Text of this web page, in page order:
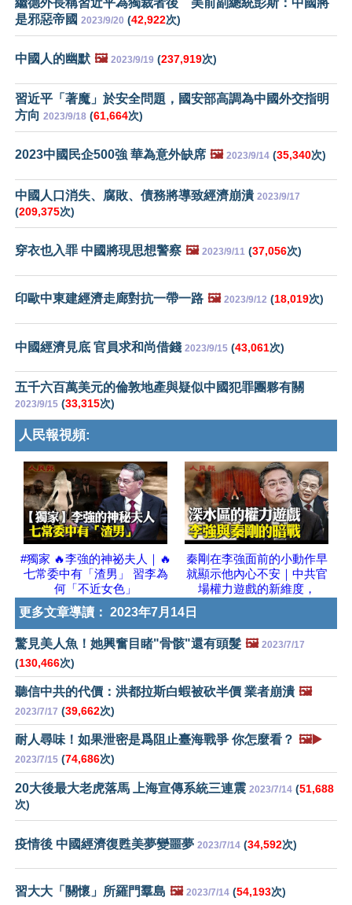
繼德外長稱習近平為獨裁者後 美前副總統彭斯：中國將
是邪惡帝國 2023/9/20 (42,922次)
中國人的幽默 🖼️ 2023/9/19 (237,919次)
習近平「著魔」於安全問題，國安部高調為中國外交指明
方向 2023/9/18 (61,664次)
2023中國民企500強 華為意外缺席 🖼️ 2023/9/14 (35,340次)
中國人口消失、腐敗、債務將導致經濟崩潰 2023/9/17
(209,375次)
穿衣也入罪 中國將現思想警察 🖼️ 2023/9/11 (37,056次)
印歐中東建經濟走廊對抗一帶一路 🖼️ 2023/9/12 (18,019次)
中國經濟見底 官員求和尚借錢 2023/9/15 (43,061次)
五千六百萬美元的倫敦地產與疑似中國犯罪團夥有關
2023/9/15 (33,315次)
人民報視頻:
#獨家 🔥李強的神祕夫人｜🔥
七常委中有「渣男」 習李為
何「不近女色」
秦剛在李強面前的小動作早
就顯示他內心不安｜中共官
場權力遊戲的新維度，
更多文章導讀： 2023年7月14日
驚見美人魚！她興奮目睹"骨骸"還有頭髮 🖼️ 2023/7/17
(130,466次)
聽信中共的代價：洪都拉斯白蝦被砍半價 業者崩潰 🖼️
2023/7/17 (39,662次)
耐人尋味！如果泄密是爲阻止臺海戰爭 你怎麼看？ 🖼️▶️
2023/7/15 (74,686次)
20大後最大老虎落馬 上海宣傳系統三連震 2023/7/14 (51,688
次)
疫情後 中國經濟復甦美夢變噩夢 2023/7/14 (34,592次)
習大大「關懷」所羅門羣島 🖼️ 2023/7/14 (54,193次)